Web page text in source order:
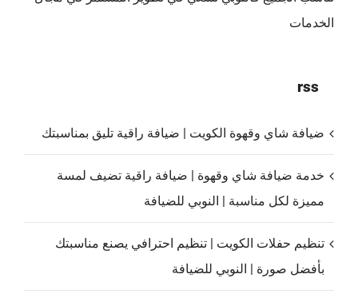
الخدمات
rss
ضيافة شاي وقهوة الكويت | ضيافة راقية تليق بمناسبتك
خدمة ضيافة شاي وقهوة | ضيافة راقية تضيف لمسة
مميزة لكل مناسبة | النوبي للضيافة
تنظيم حفلات الكويت | تنظيم احترافي يصنع مناسبتك
بأفضل صورة | النوبي للضيافة